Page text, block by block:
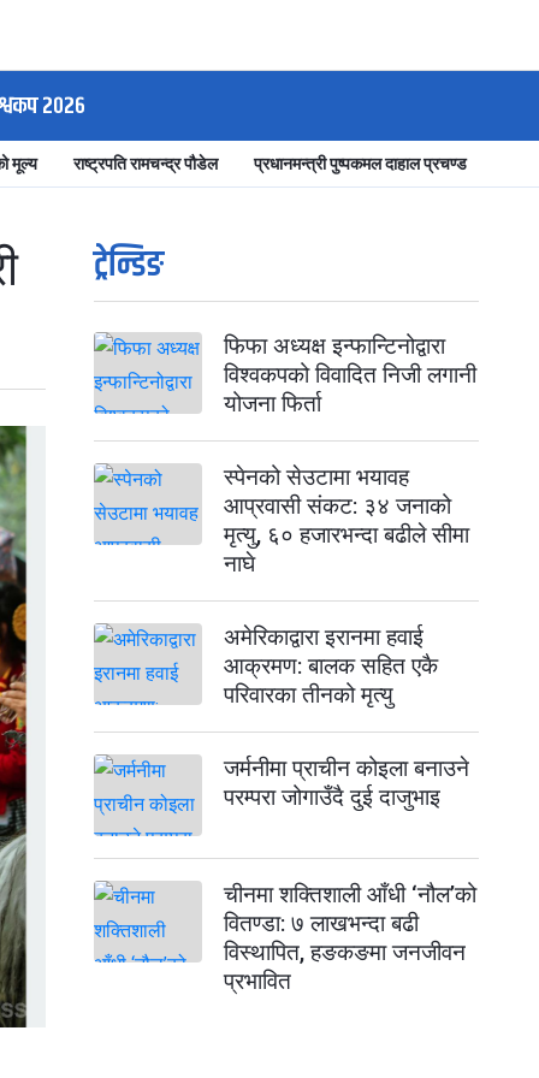
२०२६
मूल्य राष्ट्रपति रामचन्द्र पौडेल प्रधानमन्त्री पुष्पकमल दाहाल प्रचण्ड
ट्रेन्डिङ
फिफा अध्यक्ष इन्फान्टिनोद्वारा
विश्वकपको विवादित निजी लगानी
योजना फिर्ता
स्पेनको सेउटामा भयावह
आप्रवासी संकट: ३४ जनाको
मृत्यु, ६० हजारभन्दा बढीले सीमा
नाघे
अमेरिकाद्वारा इरानमा हवाई
आक्रमण: बालक सहित एकै
परिवारका तीनको मृत्यु
जर्मनीमा प्राचीन कोइला बनाउने
परम्परा जोगाउँदै दुई दाजुभाइ
चीनमा शक्तिशाली आँधी ‘नौल’को
वितण्डा: ७ लाखभन्दा बढी
विस्थापित, हङकङमा जनजीवन
प्रभावित